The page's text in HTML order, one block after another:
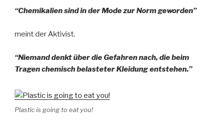
“Chemikalien sind in der Mode zur Norm geworden”
meint der Aktivist.
“Niemand denkt über die Gefahren nach, die beim
Tragen chemisch belasteter Kleidung entstehen.”
Plastic is going to eat you!